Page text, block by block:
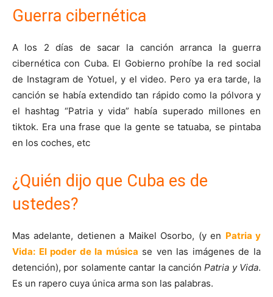
Guerra cibernética
A los 2 días de sacar la canción arranca la guerra
cibernética con Cuba. El Gobierno prohíbe la red social
de Instagram de Yotuel, y el video. Pero ya era tarde, la
canción se había extendido tan rápido como la pólvora y
el hashtag “Patria y vida” había superado millones en
tiktok. Era una frase que la gente se tatuaba, se pintaba
en los coches, etc
¿Quién dijo que Cuba es de
ustedes?
Mas adelante, detienen a Maikel Osorbo, (y en Patria y
Vida: El poder de la música se ven las imágenes de la
detención), por solamente cantar la canciónPatria y Vida.
Es un rapero cuya única arma son las palabras.